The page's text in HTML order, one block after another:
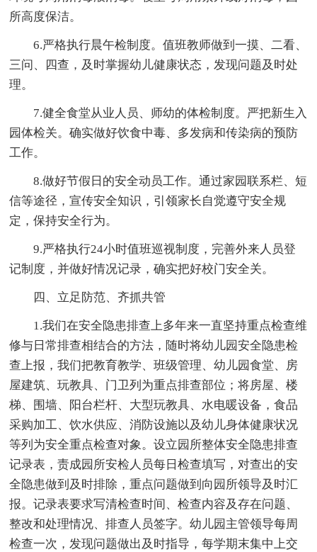
所高度保洁。
6.严格执行晨午检制度。值班教师做到一摸、二看、
三问、四查，及时掌握幼儿健康状态，发现问题及时处
理。
7.健全食堂从业人员、师幼的体检制度。严把新生入
园体检关。确实做好饮食中毒、多发病和传染病的预防
工作。
8.做好节假日的安全动员工作。通过家园联系栏、短
信等途径，宣传安全知识，引领家长自觉遵守安全规
定，保持安全行为。
9.严格执行24小时值班巡视制度，完善外来人员登
记制度，并做好情况记录，确实把好校门安全关。
四、立足防范、齐抓共管
1.我们在安全隐患排查上多年来一直坚持重点检查维
修与日常排查相结合的方法，随时将幼儿园安全隐患检
查上报，我们把教育教学、班级管理、幼儿园食堂、房
屋建筑、玩教具、门卫列为重点排查部位；将房屋、楼
梯、围墙、阳台栏杆、大型玩教具、水电暖设备，食品
采购加工、饮水供应、消防设施以及幼儿身体健康状况
等列为安全重点检查对象。设立园所整体安全隐患排查
记录表，责成园所安检人员每日检查填写，对查出的安
全隐患做到及时排除，重点问题做到向园所领导及时汇
报。记录表要求写清检查时间、检查内容及存在问题、
整改和处理情况、排查人员签字。幼儿园主管领导每周
检查一次，发现问题做出及时指导，每学期末集中上交